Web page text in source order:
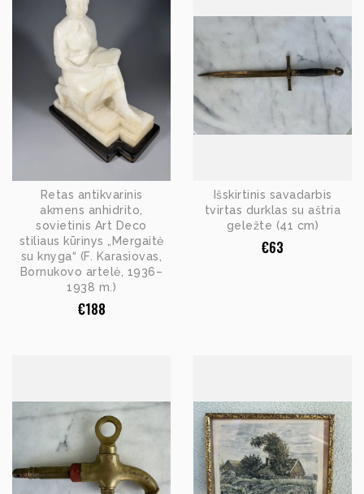
Retas antikvarinis
akmens anhidrito,
sovietinis Art Deco
stiliaus kūrinys „Mergaitė
su knyga“ (F. Karasiovas,
Bornukovo artelė, 1936–
1938 m.)
€188
Išskirtinis savadarbis
tvirtas durklas su aštria
geležte (41 cm)
€63